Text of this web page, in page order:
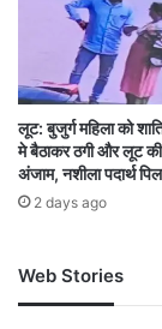
थाने के स्टेशन
को गिरफ्तार
सीसीटीवी
की गई.
लूट: बुजुर्ग महिला को
मे बैठाकर ठगी और लूट की
अंजाम, नशीला पदार्थ
2 days ago
Web Stories
जम्मू-कश्मीर में
अपडेट